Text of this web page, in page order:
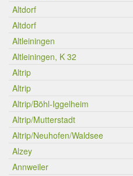
Altdorf
Altdorf
Altleiningen
Altleiningen, K 32
Altrip
Altrip
Altrip/Böhl-Iggelheim
Altrip/Mutterstadt
Altrip/Neuhofen/Waldsee
Alzey
Annweiler